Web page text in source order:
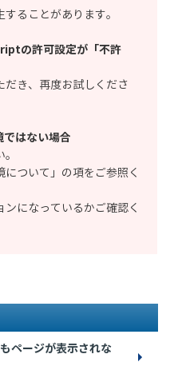
ることがあります。
の許可設定が「不許
だき、再度お試しくださ
はない場合
について」の項をご参照く
になっているかご確認く
ページが表示されな